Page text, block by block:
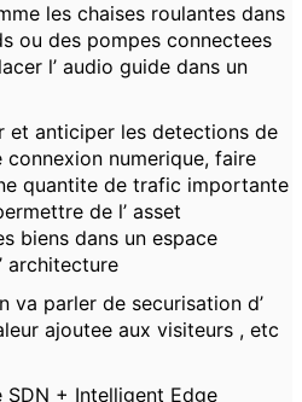
les chaises roulantes dans
ou des pompes connectees
l’ audio guide dans un
et anticiper les detections de
connexion numerique, faire
quantite de trafic importante
de l’ asset
biens dans un espace
architecture
va parler de securisation d’
ajoutee aux visiteurs , etc
SDN + Intelligent Edge